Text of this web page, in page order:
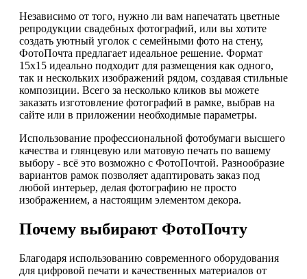
Независимо от того, нужно ли вам напечатать цветные
репродукции свадебных фотографий, или вы хотите
создать уютный уголок с семейными фото на стену,
ФотоПочта предлагает идеальное решение. Формат
15х15 идеально подходит для размещения как одного,
так и нескольких изображений рядом, создавая стильные
композиции. Всего за несколько кликов вы можете
заказать изготовление фотографий в рамке, выбрав на
сайте или в приложении необходимые параметры.
Использование профессиональной фотобумаги высшего
качества и глянцевую или матовую печать по вашему
выбору - всё это возможно с ФотоПочтой. Разнообразие
вариантов рамок позволяет адаптировать заказ под
любой интерьер, делая фотографию не просто
изображением, а настоящим элементом декора.
Почему выбирают ФотоПочту
Благодаря использованию современного оборудования
для цифровой печати и качественных материалов от